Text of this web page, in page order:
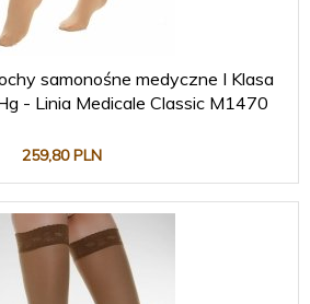
samonośne medyczne I Klasa
- Linia Medicale Classic M1470
259,80 PLN